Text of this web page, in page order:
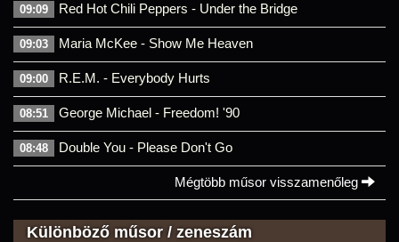
09:09 Red Hot Chili Peppers - Under the Bridge
09:03 Maria McKee - Show Me Heaven
09:00 R.E.M. - Everybody Hurts
08:51 George Michael - Freedom! '90
08:48 Double You - Please Don't Go
Mégtöbb műsor visszamenőleg
Különböző műsor / zeneszám